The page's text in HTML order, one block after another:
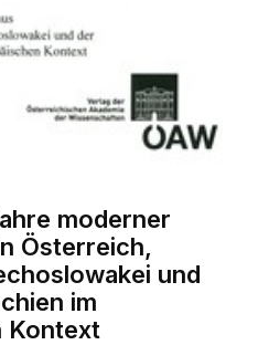
moderner
Österreich,
und
im
Kontext